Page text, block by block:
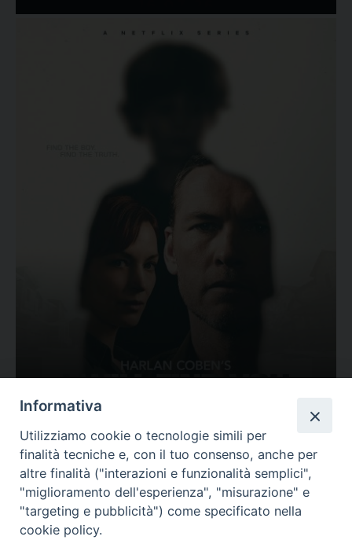
Valutazione
Complesso, Problematico
Tematica: Amore-Sentimenti, Carcere...
Informativa
Utilizziamo cookie o tecnologie simili per
finalità tecniche e, con il tuo consenso, anche per
altre finalità ("interazioni e funzionalità semplici",
"miglioramento dell'esperienza", "misurazione" e
"targeting e pubblicità") come specificato nella
cookie policy.